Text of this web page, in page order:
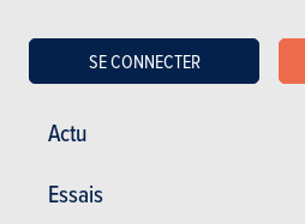
Actu
Essais
SE CONNECTER